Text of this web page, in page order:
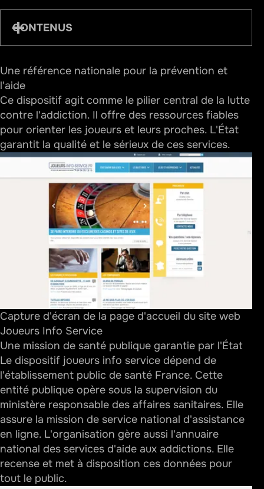
CONTENUS
l'aide
Une mission de santé publique garantie par l'État
Des principes d'intervention protecteurs et
éthiques
Des solutions d'écoute disponibles à tout
moment
Un contact par téléphone ouverte 7/7
Un accompagnement numérique via le chat et les
Des outils concrets pour rompre l'isolement
Un espace d'échange et de soutien mutuel
Un annuaire national pour trouver de l'aide près de
chez vous
Mieux comprendre les mécanismes du jeu pour se
protéger
Déconstruire les fausses croyances sur le hasard
Les signaux d'alerte à surveiller
Un soutien spécifique pour l'entourage du joueur
Se protéger financièrement et psychologiquement
Des ressources documentaires accessibles à tous
Des mesures administratives pour limiter l'accès
Comprendre les différents types de blocage
Des stratégies personnelles pour garder la
Une référence nationale pour la prévention et
l'aide
Ce dispositif agit comme le pilier central de la lutte
contre l'addiction. Il offre des ressources fiables
pour orienter les joueurs et leurs proches. L'État
garantit la qualité et le sérieux de ces services.
Capture d'écran de la page d'accueil du site web
Joueurs Info Service
Une mission de santé publique garantie par l'État
Le dispositif joueurs info service dépend de
l'établissement public de santé France. Cette
entité publique opère sous la supervision du
ministère responsable des affaires sanitaires. Elle
assure la mission de service national d'assistance
en ligne. L'organisation gère aussi l'annuaire
national des services d'aide aux addictions. Elle
recense et met à disposition ces données pour
tout le public.